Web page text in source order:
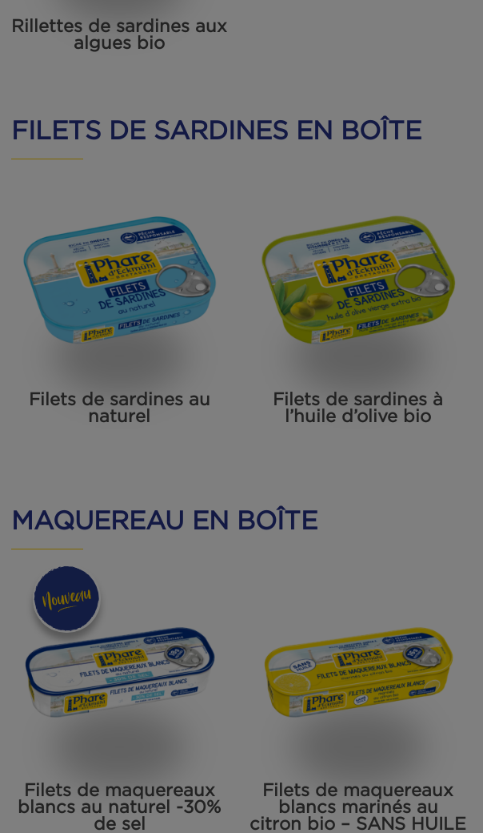
Rillettes de sardines aux
algues bio
Filets de sardines au
naturel
Filets de
l’huile
MAQUEREAU EN BOÎTE